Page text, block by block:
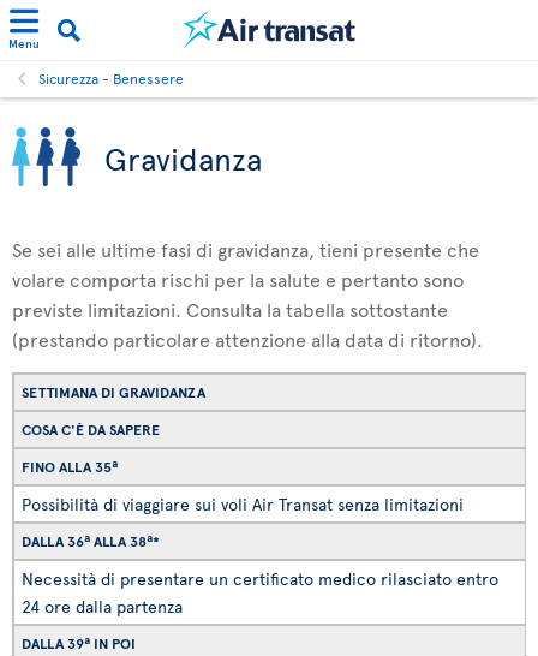
Menu
Sicurezza - Benessere
Gravidanza
Se sei alle ultime fasi di gravidanza, tieni presente che
volare comporta rischi per la salute e pertanto sono
previste limitazioni. Consulta la tabella sottostante
(prestando particolare attenzione alla data di ritorno).
SETTIMANA DI GRAVIDANZA
COSA C'È DA SAPERE
FINO ALLA 35ª
Possibilità di viaggiare sui voli Air Transat senza limitazioni
DALLA 36ª ALLA 38ª*
Necessità di presentare un certificato medico rilasciato entro
24 ore dalla partenza
DALLA 39ª IN POI